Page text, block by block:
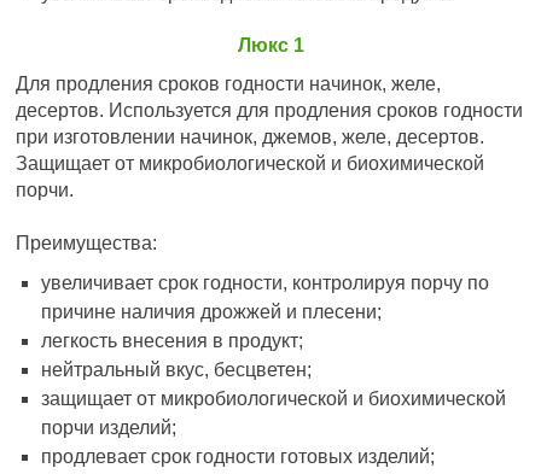
Люкс 1
Для продления сроков годности начинок, желе,
десертов. Используется для продления сроков годности
при изготовлении начинок, джемов, желе, десертов.
Защищает от микробиологической и биохимической
порчи.
Преимущества:
увеличивает срок годности, контролируя порчу по
причине наличия дрожжей и плесени;
легкость внесения в продукт;
нейтральный вкус, бесцветен;
защищает от микробиологической и биохимической
порчи изделий;
продлевает срок годности готовых изделий;